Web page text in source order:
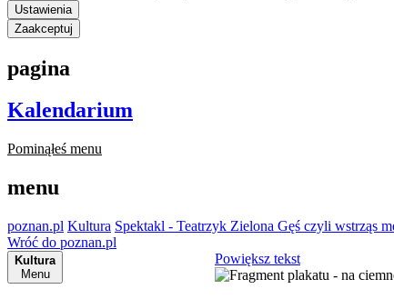
Ustawienia
Zaakceptuj
pagina
Kalendarium
Pominąłeś menu
menu
poznan.pl Kultura Spektakl - Teatrzyk Zielona Gęś czyli wstrząs
Wróć do poznan.pl
Kultura
Menu
Powiększ tekst